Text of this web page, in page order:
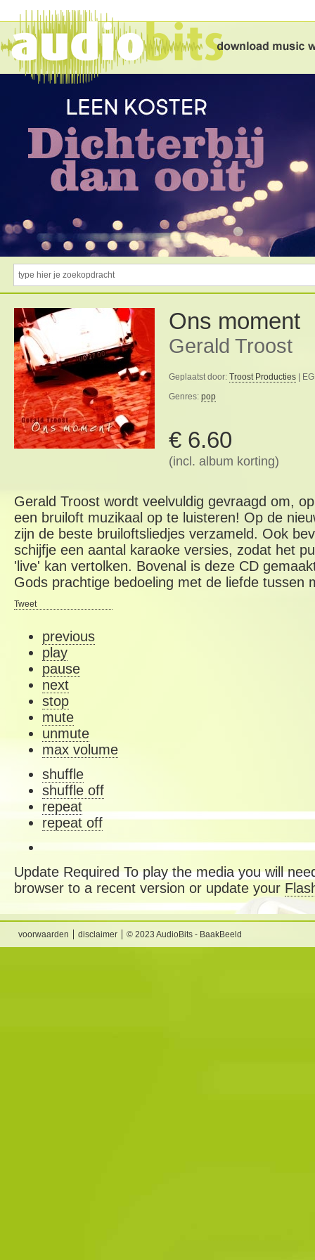
Ons moment
Gerald Troost
Geplaatst door: Troost Producties |
Genres: pop
€ 6.60
(incl. album korting)
Gerald Troost wordt veelvuldig gevraagd om,
een bruiloft muzikaal op te luisteren! Op de
zijn de beste bruiloftsliedjes verzameld. Ook
schijfje een aantal karaoke versies, zodat het
'live' kan vertolken. Bovenal is deze CD
Gods prachtige bedoeling met de liefde tussen
Tweet
previous
play
pause
next
stop
mute
unmute
max volume
shuffle
shuffle off
repeat
repeat off
Update RequiredTo play the media you will
browser to a recent version or update your
voorwaarden disclaimer © 2023 AudioBits - BaakBeeld